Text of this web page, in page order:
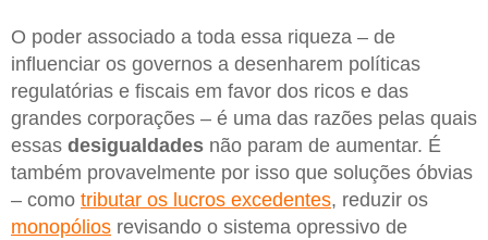
O poder associado a toda essa riqueza – de
influenciar os governos a desenharem políticas
regulatórias e fiscais em favor dos ricos e das
grandes corporações – é uma das razões pelas quais
essas desigualdades não param de aumentar. É
também provavelmente por isso que soluções óbvias
– como tributar os lucros excedentes, reduzir os
monopólios revisando o sistema opressivo de